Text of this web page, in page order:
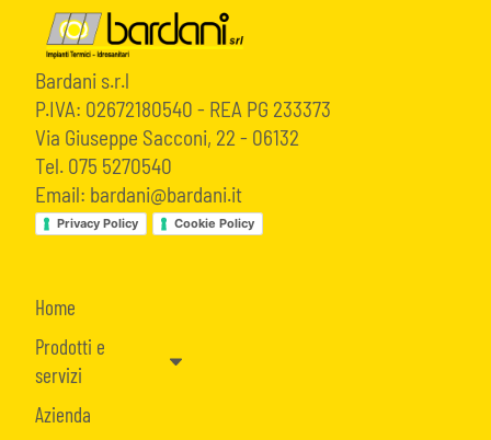
Bardani s.r.l
P.IVA: 02672180540 - REA PG 233373
Via Giuseppe Sacconi, 22 - 06132
Tel. 075 5270540
Email: bardani@bardani.it
Privacy Policy Cookie Policy
Home
Prodotti e
servizi
Azienda